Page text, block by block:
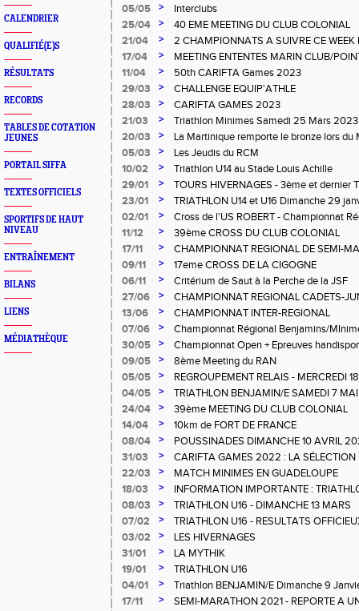
CALENDRIER
QUALIFIÉ(E)S
RÉSULTATS
RECORDS
TABLES DE COTATION
JEUNES
PORTAIL SIFFA
TEXTES OFFICIELS
SPORTIFS DE HAUT
NIVEAU
ENTRAÎNEMENT
BILANS
LIENS
MÉDIATHÈQUE
05/05
>
Interclubs
25/04
>
40 EME MEETING DU CLUB COLONIAL
21/04
>
2 CHAMPIONNATS A SUIVRE CE WEEK
17/04
>
MEETING ENTENTES MARIN CLUB/
11/04
>
50th CARIFTA Games 2023
29/03
>
CHALLENGE EQUIP'ATHLE
28/03
>
CARIFTA GAMES 2023
21/03
>
Triathlon Minimes Samedi 25 Mars 2023
20/03
>
La Martinique remporte le bronze lors du
05/03
>
Les Jeudis du RCM
10/02
>
Triathlon U14 au Stade Louis Achille
29/01
>
TOURS HIVERNAGES - 3ème et dernier
23/01
>
TRIATHLON U14 et U16 Dimanche 29
02/01
>
Cross de l'US ROBERT - Championnat
11/12
>
39ème CROSS DU CLUB COLONIAL
17/11
>
CHAMPIONNAT REGIONAL DE SEMI-
09/11
>
17eme CROSS DE LA CIGOGNE
06/11
>
Critérium de Saut à la Perche de la JSF
27/06
>
CHAMPIONNAT REGIONAL CADETS-
13/06
>
CHAMPIONNAT INTER-REGIONAL
07/06
>
Championnat Régional Benjamins/
30/05
>
Championnat Open + Epreuves
09/05
>
8ème Meeting du RAN
05/05
>
REGROUPEMENT RELAIS - MERCREDI
ACHILLE
04/05 >
TRIATHLON BENJAMIN/E SAMEDI 7 MAI
24/04
>
39ème MEETING DU CLUB COLONIAL
14/04
>
10km de FORT DE FRANCE
08/04
>
POUSSINADES DIMANCHE 10 AVRIL
31/03
>
CARIFTA GAMES 2022 : LA SÉLECTION
22/03
>
MATCH MINIMES EN GUADELOUPE
18/03
>
INFORMATION IMPORTANTE :
ANNULÉ
08/03 >
TRIATHLON U16 - DIMANCHE 13 MARS
07/02
>
TRIATHLON U16 - RESULTATS
03/02
>
LES HIVERNAGES
31/01
>
LA MYTHIK
19/01
>
TRIATHLON U16
04/01
>
Triathlon BENJAMIN/E Dimanche 9
17/11
>
SEMI-MARATHON 2021 - REPORTE A